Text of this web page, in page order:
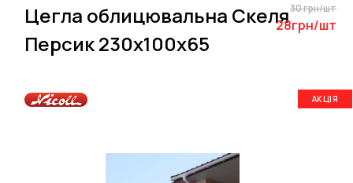
Цегла облицювальна Скеля
Персик 230х100х65
30 грн/шт
28грн/шт
АКЦІЯ